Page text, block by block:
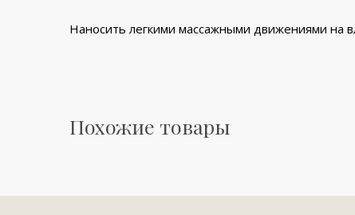
Наносить легкими массажными движениями на
Похожие товары